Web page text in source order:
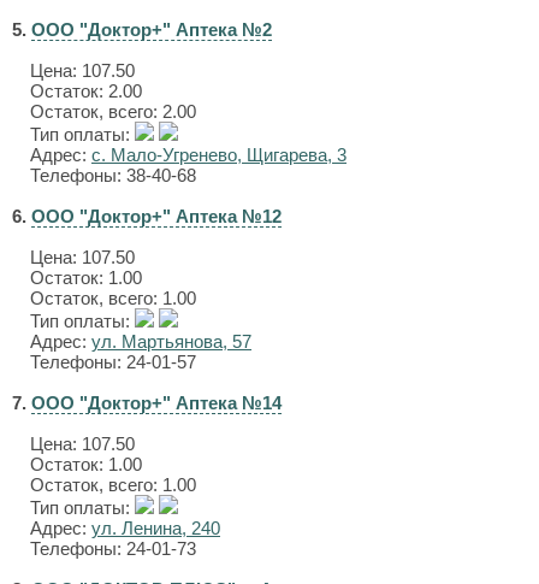
5. ООО "Доктор+" Аптека №2
Цена: 107.50
Остаток: 2.00
Остаток, всего: 2.00
Тип оплаты:
Адрес: с. Мало-Угренево, Щигарева, 3
Телефоны: 38-40-68
6. ООО "Доктор+" Аптека №12
Цена: 107.50
Остаток: 1.00
Остаток, всего: 1.00
Тип оплаты:
Адрес: ул. Мартьянова, 57
Телефоны: 24-01-57
7. ООО "Доктор+" Аптека №14
Цена: 107.50
Остаток: 1.00
Остаток, всего: 1.00
Тип оплаты:
Адрес: ул. Ленина, 240
Телефоны: 24-01-73